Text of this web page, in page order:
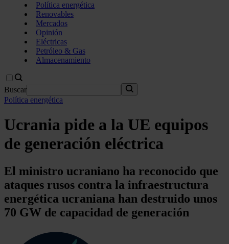
Política energética
Renovables
Mercados
Opinión
Eléctricas
Petróleo & Gas
Almacenamiento
Buscar
Política energética
Ucrania pide a la UE equipos
de generación eléctrica
El ministro ucraniano ha reconocido que
ataques rusos contra la infraestructura
energética ucraniana han destruido unos
70 GW de capacidad de generación